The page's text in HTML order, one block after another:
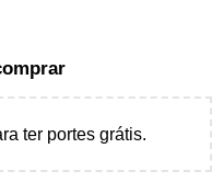
ter portes grátis.